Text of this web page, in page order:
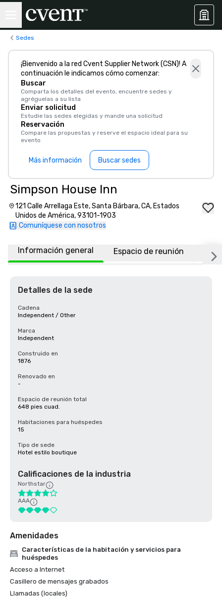
Sedes
¡Bienvenido a la red Cvent Supplier Network (CSN)! A
continuación le indicamos cómo comenzar:
Buscar
Comparta los detalles del evento, encuentre sedes y
agréguelas a su lista
Enviar solicitud
Estudie las sedes elegidas y mande una solicitud
Reservación
Compare las propuestas y reserve el espacio ideal para su
evento
Más información Buscar sedes
Simpson House Inn
121 Calle Arrellaga Este, Santa Bárbara, CA, Estados
Unidos de América, 93101-1903
Comuníquese con nosotros
Información general Espacio de reunión
Detalles de la sede
Cadena
Independent / Other
Marca
Independent
Construido en
1876
Renovado en
-
Espacio de reunión total
648 pies cuad.
Habitaciones para huéspedes
15
Tipo de sede
Hotel estilo boutique
Calificaciones de la industria
Northstar
AAA
Amenidades
Características de la habitación y servicios para
huéspedes
Acceso a Internet
Casillero de mensajes grabados
Llamadas (locales)